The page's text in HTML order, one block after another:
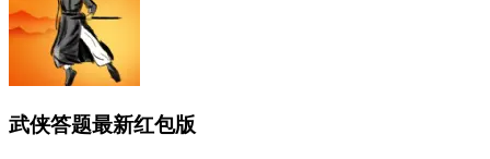
武侠答题最新红包版